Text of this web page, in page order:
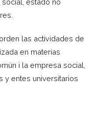
estado no
las actividades de
en materias
i la empresa social,
y entes universitarios